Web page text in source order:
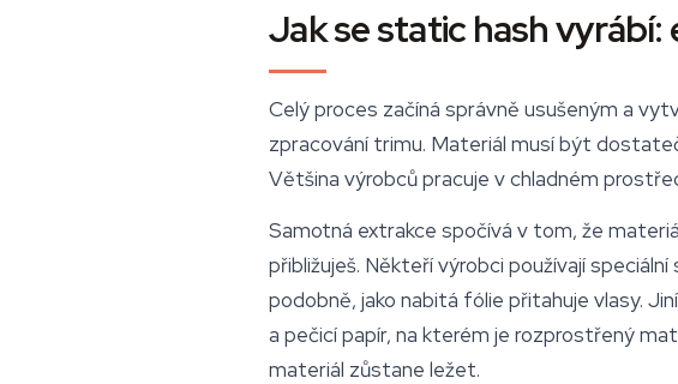
Jak se static hash
Celý proces začíná správně usušeným a
zpracování trimu. Materiál musí být
Většina výrobců pracuje v chladném
Samotná extrakce spočívá v tom, že
přibližuješ. Někteří výrobci používají
podobně, jako nabitá fólie přitahuje vlasy.
a pečicí papír, na kterém je rozprostřený
materiál zůstane ležet.